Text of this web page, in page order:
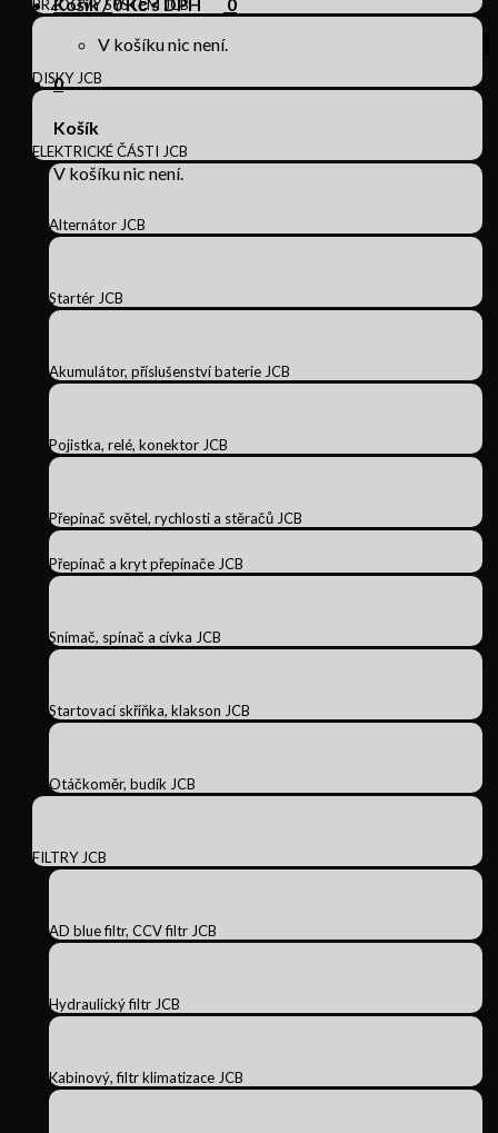
V košíku nic není.
0
Košík
V košíku nic není.
BRZDOVÝ SYSTÉM JCB
DISKY JCB
ELEKTRICKÉ ČÁSTI JCB
Alternátor JCB
Startér JCB
Akumulátor, příslušenství baterie JCB
Pojistka, relé, konektor JCB
Přepínač světel, rychlosti a stěračů JCB
Přepínač a kryt přepínače JCB
Snímač, spínač a cívka JCB
Startovací skříňka, klakson JCB
Otáčkoměr, budík JCB
FILTRY JCB
AD blue filtr, CCV filtr JCB
Hydraulický filtr JCB
Kabinový, filtr klimatizace JCB